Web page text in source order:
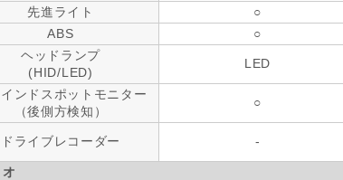
先進ライト
○
ABS ○
ヘッドランプ
(HID/LED)
LED
ンドスポットモニター
（後側方検知）
○
ドライブレコーダー -